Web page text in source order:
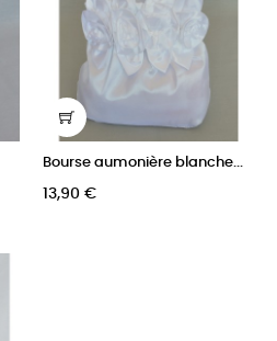
Bourse aumonière blanche...
13,90 €